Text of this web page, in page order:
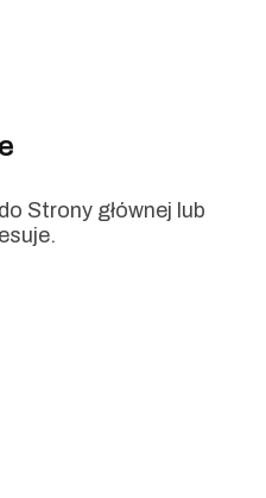
Strony głównej lub